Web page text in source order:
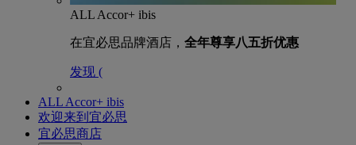
ALL Accor+ ibis
在宜必思品牌酒店， 全年尊享八五折优惠
发现 (
ALL Accor+ ibis
欢迎来到宜必思
宜必思商店